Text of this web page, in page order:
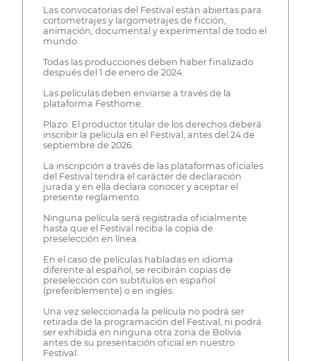
Las convocatorias del Festival están abiertas para
cortometrajes y largometrajes de ficción,
animación, documental y experimental de todo el
mundo.
Todas las producciones deben haber finalizado
después del 1 de enero de 2024.
Las películas deben enviarse a través de la
plataforma Festhome.
Plazo: El productor titular de los derechos deberá
inscribir la película en el Festival, antes del 24 de
septiembre de 2026.
La inscripción a través de las plataformas oficiales
del Festival tendrá el carácter de declaración
jurada y en ella declara conocer y aceptar el
presente reglamento.
Ninguna película será registrada oficialmente
hasta que el Festival reciba la copia de
preselección en línea.
En el caso de películas habladas en idioma
diferente al español, se recibirán copias de
preselección con subtítulos en español
(preferiblemente) o en inglés.
Una vez seleccionada la película no podrá ser
retirada de la programación del Festival, ni podrá
ser exhibida en ninguna otra zona de Bolivia
antes de su presentación oficial en nuestro
Festival.